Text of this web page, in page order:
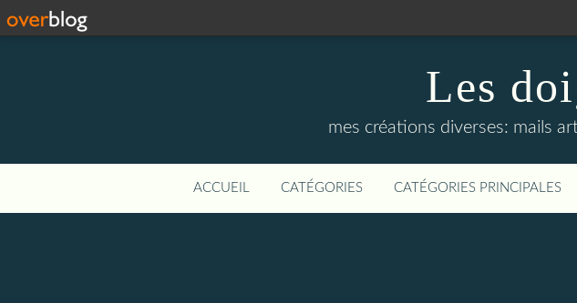
Les
mes créations diverses: mails
ACCUEIL CATÉGORIES CATÉGORIES PRINCIPALES